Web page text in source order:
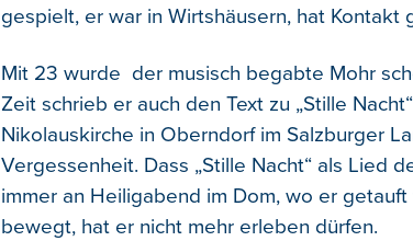
gespielt, er war in Wirtshäusern, hat Kontakt
Mit 23 wurde der musisch begabte Mohr
Zeit schrieb er auch den Text zu „Stille
Nikolauskirche in Oberndorf im Salzburger
Vergessenheit. Dass „Stille Nacht“ als Lied
immer an Heiligabend im Dom, wo er
bewegt, hat er nicht mehr erleben dürfen.